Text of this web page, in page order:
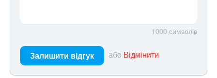
1000 символів
Залишити відгук або Відмінити